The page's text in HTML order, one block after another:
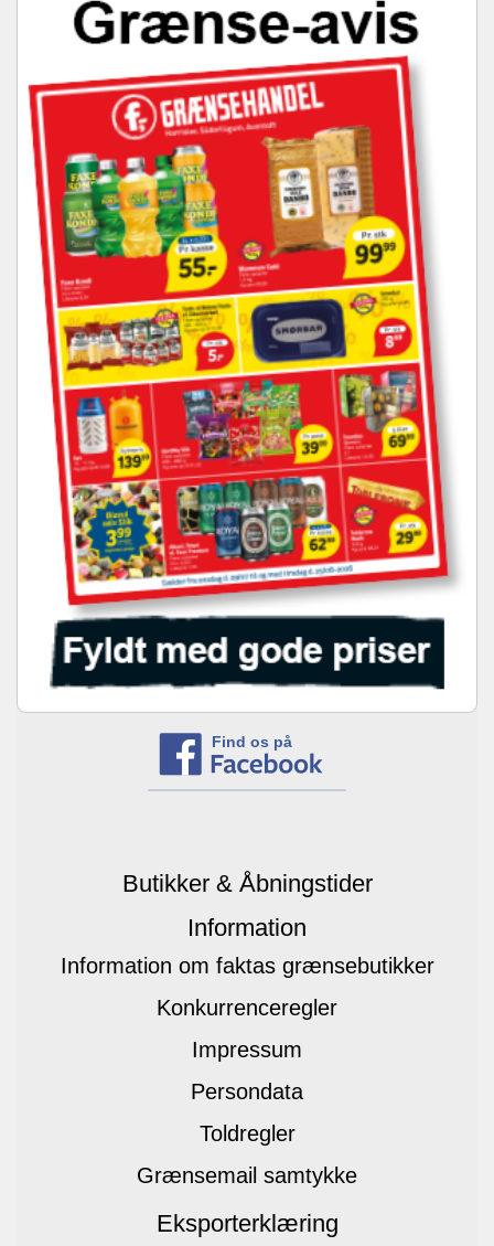
Find os på
Butikker & Åbningstider
Information
Information om faktas grænsebutikker
Konkurrenceregler
Impressum
Persondata
Toldregler
Grænsemail samtykke
Eksporterklæring